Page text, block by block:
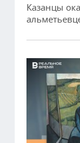
Казанцы